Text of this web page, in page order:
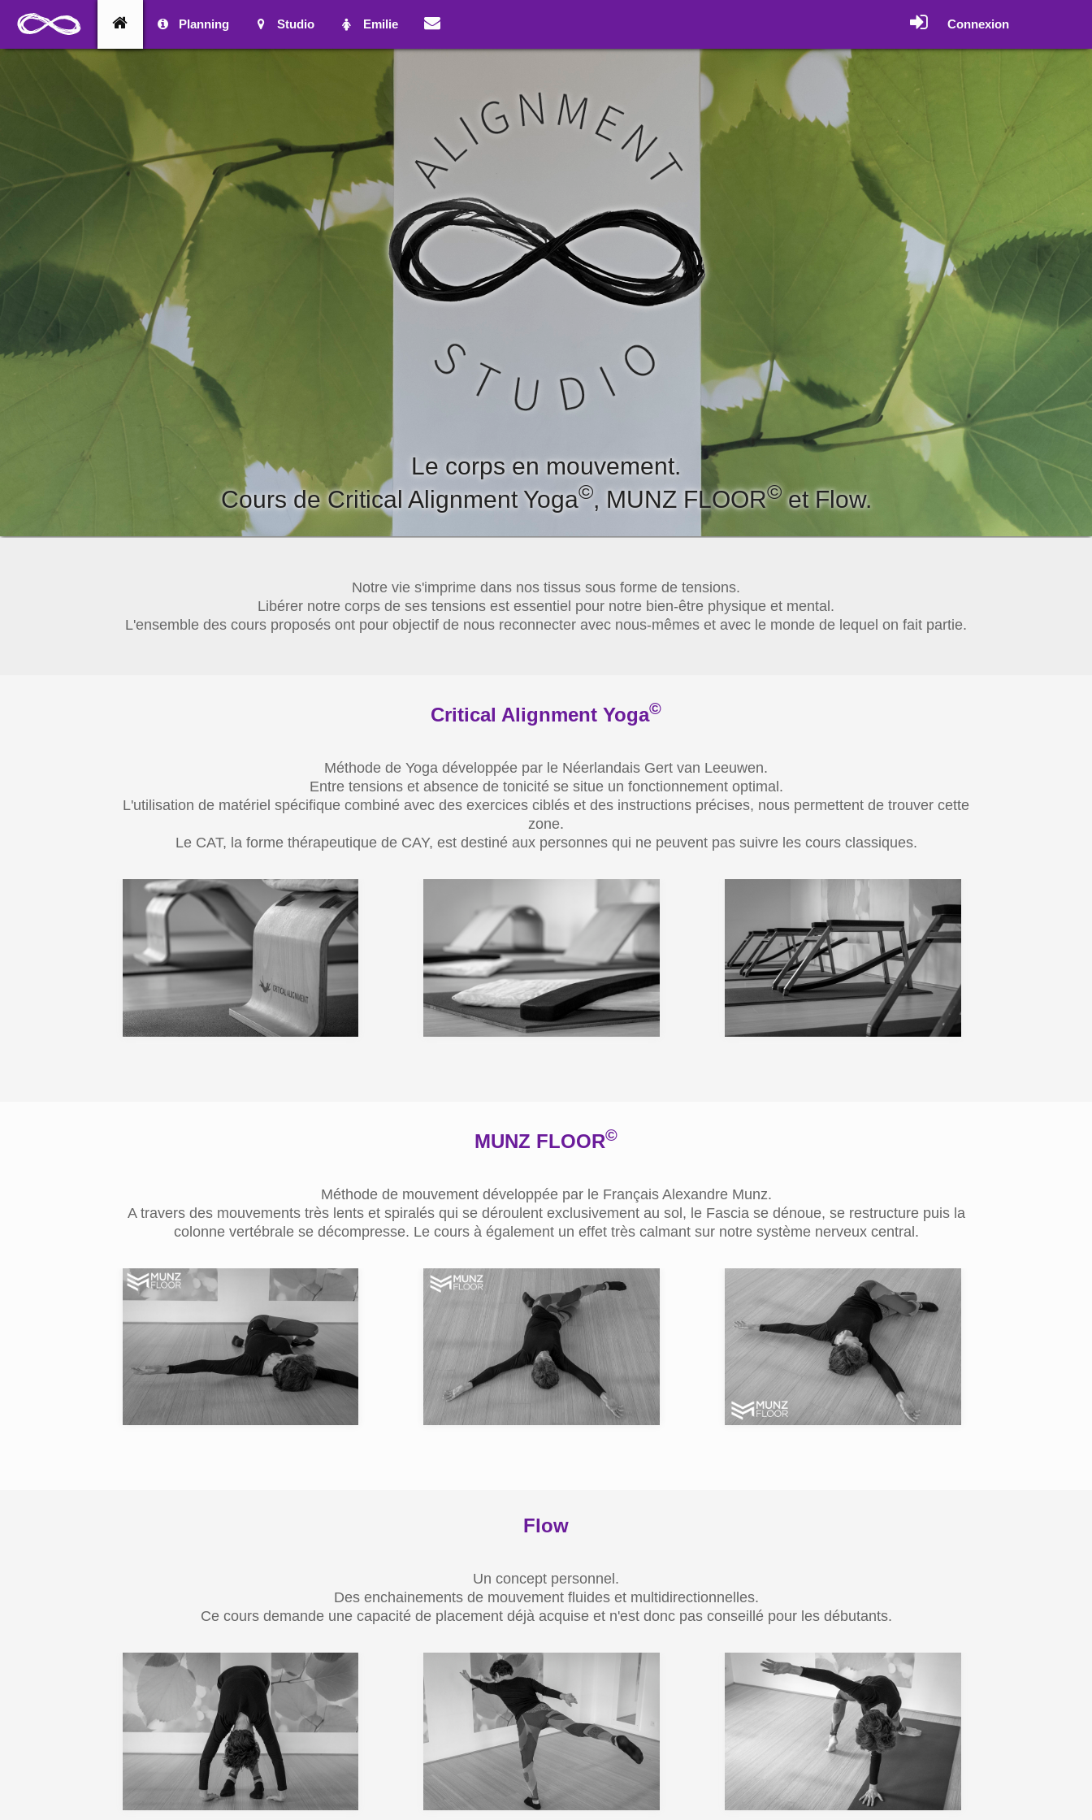
Planning Studio Emilie Connexion
Le corps en mouvement.
Cours de Critical Alignment Yoga©, MUNZ FLOOR©et Flow.
Notre vie s'imprime dans nos tissus sous forme de tensions.
Libérer notre corps de ses tensions est essentiel pour notre bien-être physique et mental.
L'ensemble des cours proposés ont pour objectif de nous reconnecter avec nous-mêmes et avec le monde de lequel on fait partie.
Critical Alignment Yoga©
Méthode de Yoga développée par le Néerlandais Gert van Leeuwen.
Entre tensions et absence de tonicité se situe un fonctionnement optimal.
L'utilisation de matériel spécifique combiné avec des exercices ciblés et des instructions précises, nous permettent de trouver cette
zone.
Le CAT, la forme thérapeutique de CAY, est destiné aux personnes qui ne peuvent pas suivre les cours classiques.
MUNZ FLOOR©
Méthode de mouvement développée par le Français Alexandre Munz.
A travers des mouvements très lents et spiralés qui se déroulent exclusivement au sol, le Fascia se dénoue, se restructure puis la
colonne vertébrale se décompresse. Le cours à également un effet très calmant sur notre système nerveux central.
Flow
Un concept personnel.
Des enchainements de mouvement fluides et multidirectionnelles.
Ce cours demande une capacité de placement déjà acquise et n'est donc pas conseillé pour les débutants.